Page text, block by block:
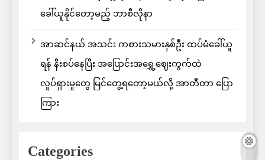
ခေါ်ယူနိုင်တော့မည့် ဘာစီလိုနာ
အာဆင်နယ် အသင်း ကစားသမားနှစ်ဦး ထပ်မံခေါ်ယူ
ရန် နီးစပ်နေပြီး အပြောင်းအရွှေ့ဈေးကွက်ထဲ
လှုပ်ရှားမှုတွေ မြင်တွေ့ရတော့မယ်လို့ အာတီတာ ပြော
ကြား
Categories